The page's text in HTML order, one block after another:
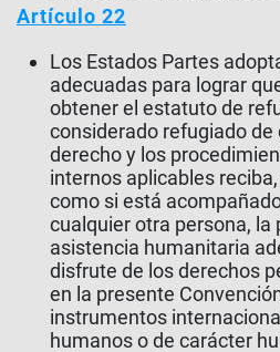
Artículo 22
Los Estados Partes
adecuadas para lograr
obtener el estatuto de
considerado refugiado
derecho y los
internos aplicables
como si está
cualquier otra persona, la
asistencia humanitaria
disfrute de los derechos
en la presente
instrumentos
humanos o de carácter